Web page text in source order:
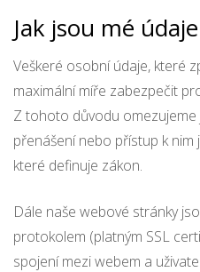
Jak jsou mé
Veškeré osobní údaje, které
maximální míře zabezpečit
Z tohoto důvodu omezujeme
přenášení nebo přístup k
které definuje zákon.
Dále naše webové stránky
protokolem (platným SSL
spojení mezi webem a